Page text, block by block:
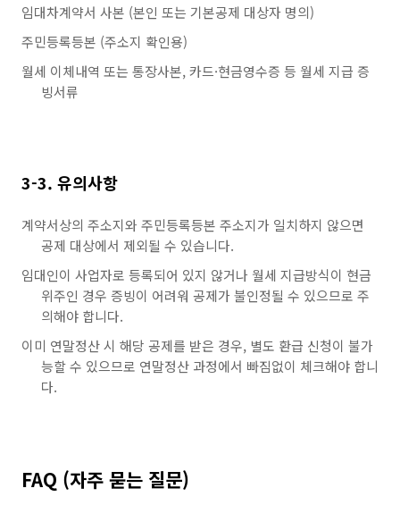
임대차계약서 사본 (본인 또는 기본공제 대상자 명의)
주민등록등본 (주소지 확인용)
월세 이체내역 또는 통장사본, 카드·현금영수증 등 월세 지급 증
빙서류
3-3. 유의사항
계약서상의 주소지와 주민등록등본 주소지가 일치하지 않으면
공제 대상에서 제외될 수 있습니다.
임대인이 사업자로 등록되어 있지 않거나 월세 지급방식이 현금
위주인 경우 증빙이 어려워 공제가 불인정될 수 있으므로 주
의해야 합니다.
이미 연말정산 시 해당 공제를 받은 경우, 별도 환급 신청이 불가
능할 수 있으므로 연말정산 과정에서 빠짐없이 체크해야 합니
다.
FAQ (자주 묻는 질문)